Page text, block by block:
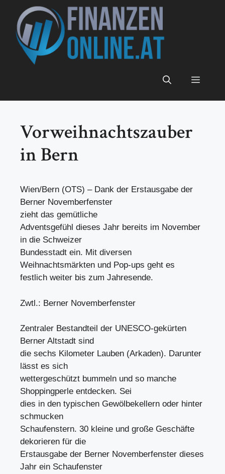
Inhalt
springen
Menü
Vorweihnachtszauber
in Bern
Wien/Bern (OTS) – Dank der Erstausgabe der
Berner Novemberfenster
zieht das gemütliche
Adventsgefühl dieses Jahr bereits im November
in die Schweizer
Bundesstadt ein. Mit diversen
Weihnachtsmärkten und Pop-ups geht es
festlich weiter bis zum Jahresende.
Zwtl.: Berner Novemberfenster
Zentraler Bestandteil der UNESCO-gekürten
Berner Altstadt sind
die sechs Kilometer Lauben (Arkaden). Darunter
lässt es sich
wettergeschützt bummeln und so manche
Shoppingperle entdecken. Sei
dies in den typischen Gewölbekellern oder hinter
schmucken
Schaufenstern. 30 kleine und große Geschäfte
dekorieren für die
Erstausgabe der Berner Novemberfenster dieses
Jahr ein Schaufenster